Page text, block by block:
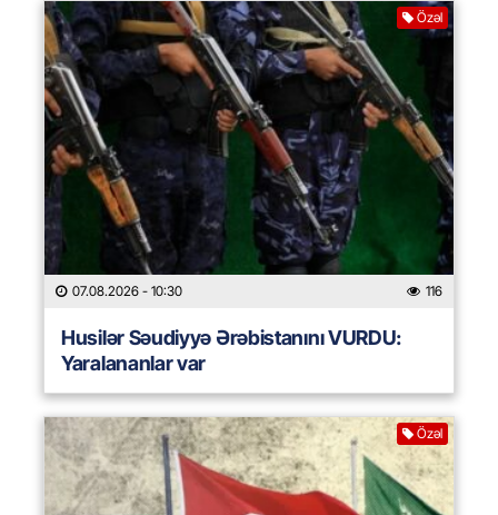
Özəl
07.08.2026 - 10:30 116
Husilər Səudiyyə Ərəbistanını VURDU:
Yaralananlar var
Özəl